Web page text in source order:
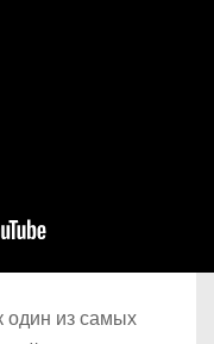
один из самых